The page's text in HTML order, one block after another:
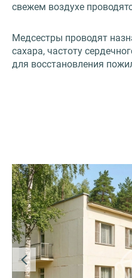
свежем воздухе
Медсестры проводят
сахара, частоту
для восстановления